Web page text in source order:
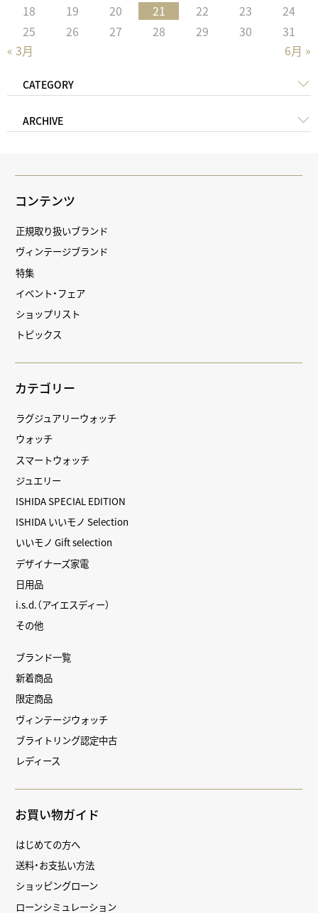
« 3月 6月 »
18
19 20 21 22 23
24
25
26 27 28 29 30 31
CATEGORY
ARCHIVE
コンテンツ
正規取り扱いブランド
ヴィンテージブランド
特集
イベント・フェア
ショップリスト
トピックス
カテゴリー
ラグジュアリーウォッチ
ウォッチ
スマートウォッチ
ジュエリー
ISHIDA SPECIAL EDITION
ISHIDA いいモノ Selection
いいモノ Gift selection
デザイナーズ家電
日用品
i.s.d.（アイエスディー）
その他
ブランド一覧
新着商品
限定商品
ヴィンテージウォッチ
ブライトリング認定中古
レディース
お買い物ガイド
はじめての方へ
送料・お支払い方法
ショッピングローン
ローンシミュレーション